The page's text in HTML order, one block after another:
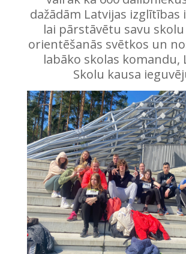
dažādām Latvijas izglītības
lai pārstāvētu savu
orientēšanās svētkos un
labāko skolas komandu,
Skolu kausa